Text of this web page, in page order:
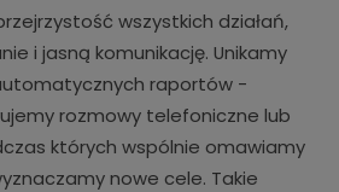
wszystkich działań,
i jasną komunikację. Unikamy
raportów -
rozmowy telefoniczne lub
których wspólnie omawiamy
nowe cele. Takie